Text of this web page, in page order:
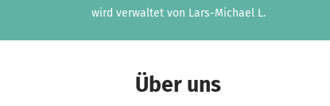
wird verwaltet von Lars-Michael L.
Über uns